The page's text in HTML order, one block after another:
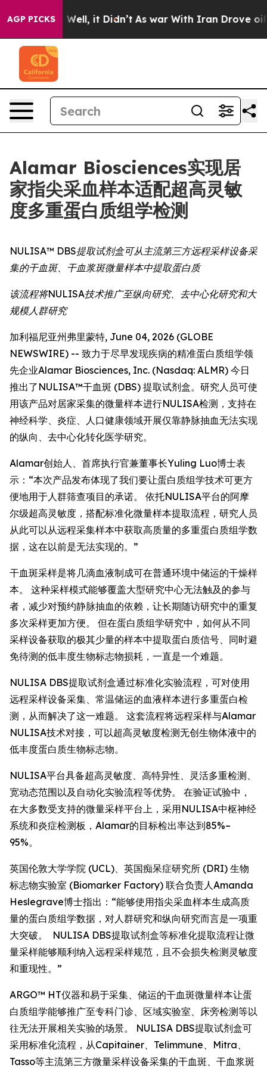
AGP PICKS
40%. Well, it Didn’t As war With Iran Drove oil
Alamar Biosciences实现居
家指尖采血样本适配超高灵敏
度多重蛋白质组学检测
NULISA™ DBS提取试剂盒可从主流第三方远程采样设备采
集的干血斑、干血浆斑微量样本中提取蛋白质
该流程将NULISA技术推广至纵向研究、去中心化研究和大
规模人群研究
加利福尼亚州弗里蒙特, June 04, 2026 (GLOBE
NEWSWIRE) -- 致力于尽早发现疾病的精准蛋白质组学领
先企业Alamar Biosciences, Inc. (Nasdaq: ALMR) 今日
推出了NULISA™干血斑 (DBS) 提取试剂盒。研究人员可使
用该产品对居家采集的微量样本进行NULISA检测，支持在
神经科学、炎症、人口健康领域开展仅靠静脉抽血无法实现
的纵向、去中心化转化医学研究。
Alamar创始人、首席执行官兼董事长Yuling Luo博士表
示：“本次产品发布体现了我们要让蛋白质组学技术可更方
便地用于人群筛查项目的承诺。 依托NULISA平台的阿摩
尔级超高灵敏度，搭配标准化微量样本提取流程，研究人员
从此可以从远程采集样本中获取高质量的多重蛋白质组学数
据，这在以前是无法实现的。”
干血斑采样是将几滴血液制成可在普通环境中储运的干燥样
本。 这种采样模式能够覆盖大型研究中心无法触及的参与
者，减少对预约静脉抽血的依赖，让长期随访研究中的重复
多次采样更加方便。 但在蛋白质组学研究中，如何从不同
采样设备获取的极其少量的样本中提取蛋白质信号、同时避
免待测的低丰度生物标志物损耗，一直是一个难题。
NULISA DBS提取试剂盒通过标准化实验流程，可对使用
远程采样设备采集、常温储运的血液样本进行多重蛋白检
测，从而解决了这一难题。 这套流程将远程采样与Alamar
NULISA技术对接，可以超高灵敏度检测无创生物体液中的
低丰度蛋白质生物标志物。
NULISA平台具备超高灵敏度、高特异性、灵活多重检测、
宽动态范围以及自动化实验流程等优势。 在验证试验中，
在大多数受支持的微量采样平台上，采用NULISA中枢神经
系统和炎症检测板，Alamar的目标检出率达到85%–
95%。
英国伦敦大学学院 (UCL)、英国痴呆症研究所 (DRI) 生物
标志物实验室 (Biomarker Factory) 联合负责人Amanda
Heslegrave博士指出：“能够使用指尖采血样本生成高质
量的蛋白质组学数据，对人群研究和纵向研究而言是一项重
大突破。 NULISA DBS提取试剂盒等标准化提取流程让微
量采样能够顺利纳入远程采样规范，且不会损失检测灵敏度
和重现性。”
ARGO™ HT仪器和易于采集、储运的干血斑微量样本让蛋
白质组学能够推广至专科门诊、区域实验室、床旁检测等以
往无法开展相关实验的场景。 NULISA DBS提取试剂盒可
采用标准化流程，从Capitainer、Telimmune、Mitra、
Tasso等主流第三方微量采样设备采集的干血斑、干血浆斑